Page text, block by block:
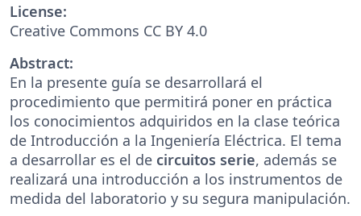
License:
Creative Commons CC BY 4.0
Abstract:
En la presente guía se desarrollará el
procedimiento que permitirá poner en práctica
los conocimientos adquiridos en la clase teórica
de Introducción a la Ingeniería Eléctrica. El tema
a desarrollar es el de circuitos serie, además se
realizará una introducción a los instrumentos de
medida del laboratorio y su segura manipulación.